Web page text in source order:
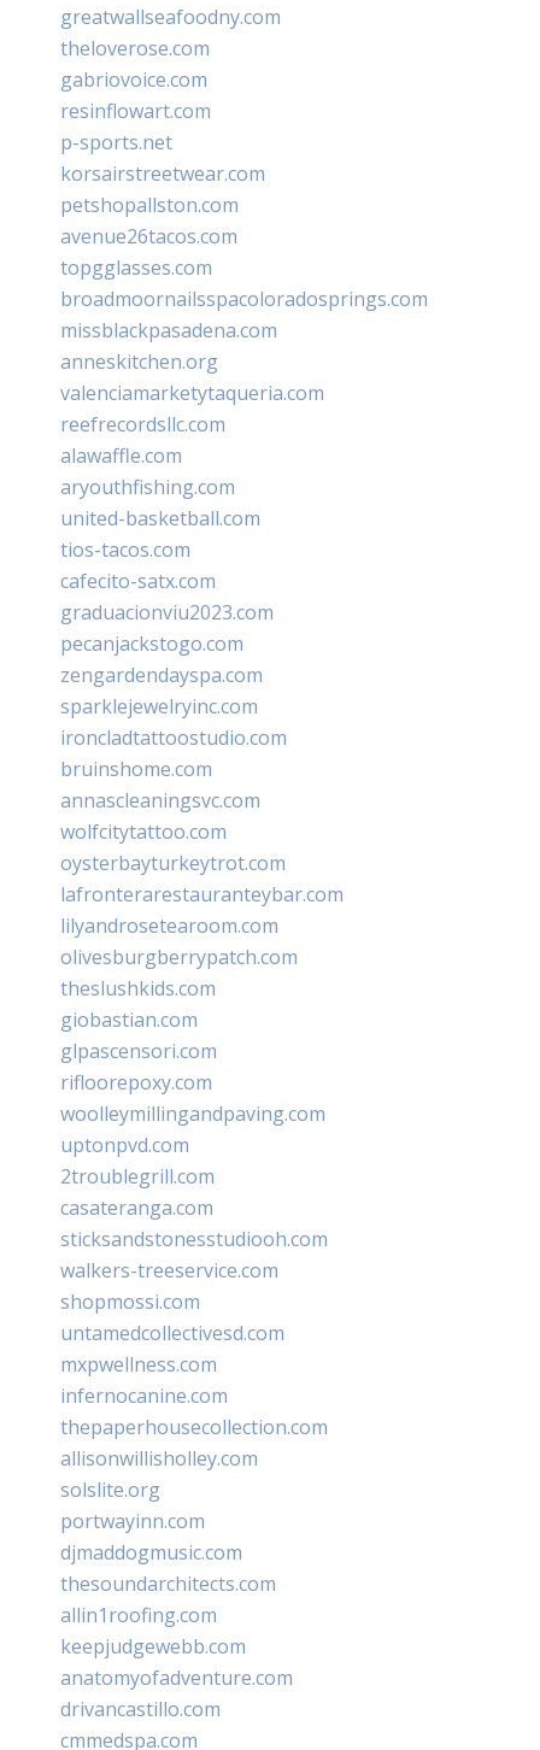
greatwallseafoodny.com
theloverose.com
gabriovoice.com
resinflowart.com
p-sports.net
korsairstreetwear.com
petshopallston.com
avenue26tacos.com
topgglasses.com
broadmoornailsspacoloradosprings.com
missblackpasadena.com
anneskitchen.org
valenciamarketytaqueria.com
reefrecordsllc.com
alawaffle.com
aryouthfishing.com
united-basketball.com
tios-tacos.com
cafecito-satx.com
graduacionviu2023.com
pecanjackstogo.com
zengardendayspa.com
sparklejewelryinc.com
ironcladtattoostudio.com
bruinshome.com
annascleaningsvc.com
wolfcitytattoo.com
oysterbayturkeytrot.com
lafronterarestauranteybar.com
lilyandrosetearoom.com
olivesburgberrypatch.com
theslushkids.com
giobastian.com
glpascensori.com
rifloorepoxy.com
woolleymillingandpaving.com
uptonpvd.com
2troublegrill.com
casateranga.com
sticksandstonesstudiooh.com
walkers-treeservice.com
shopmossi.com
untamedcollectivesd.com
mxpwellness.com
infernocanine.com
thepaperhousecollection.com
allisonwillisholley.com
solslite.org
portwayinn.com
djmaddogmusic.com
thesoundarchitects.com
allin1roofing.com
keepjudgewebb.com
anatomyofadventure.com
drivancastillo.com
cmmedspa.com